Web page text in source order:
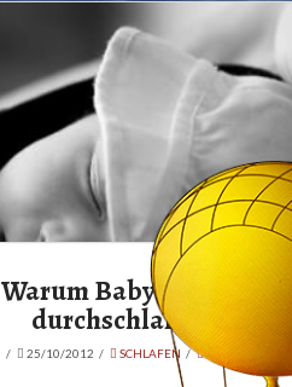
Warum Babys nicht
durchschlafen
25/10/2012 SCHLAFEN 424 COMMENTS